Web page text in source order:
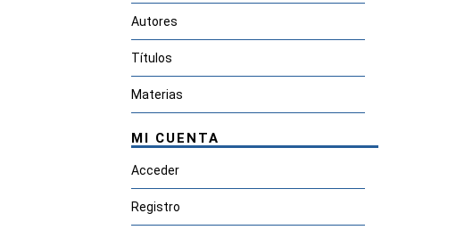
Autores
Títulos
Materias
MI CUENTA
Acceder
Registro